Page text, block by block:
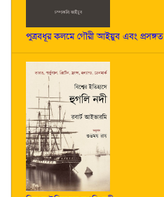
পুত্রবধূর কলমে গৌরী আইয়ুব এবং প্রসঙ্গত